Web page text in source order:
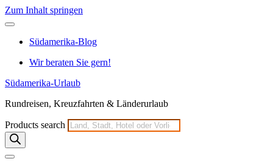
Zum Inhalt springen
Südamerika-Blog
Wir beraten Sie gern!
Südamerika-Urlaub
Rundreisen, Kreuzfahrten & Länderurlaub
Products search